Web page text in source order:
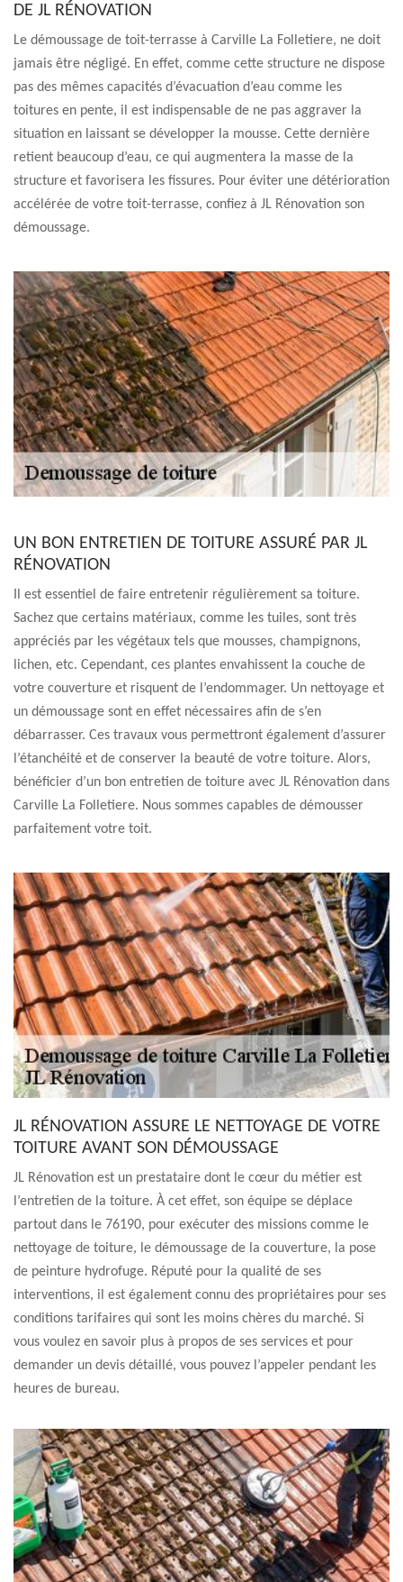
DE JL RÉNOVATION
Le démoussage de toit-terrasse à Carville La Folletiere, ne doit
jamais être négligé. En effet, comme cette structure ne dispose
pas des mêmes capacités d’évacuation d’eau comme les
toitures en pente, il est indispensable de ne pas aggraver la
situation en laissant se développer la mousse. Cette dernière
retient beaucoup d’eau, ce qui augmentera la masse de la
structure et favorisera les fissures. Pour éviter une détérioration
accélérée de votre toit-terrasse, confiez à JL Rénovation son
démoussage.
UN BON ENTRETIEN DE TOITURE ASSURÉ PAR JL
RÉNOVATION
Il est essentiel de faire entretenir régulièrement sa toiture.
Sachez que certains matériaux, comme les tuiles, sont très
appréciés par les végétaux tels que mousses, champignons,
lichen, etc. Cependant, ces plantes envahissent la couche de
votre couverture et risquent de l’endommager. Un nettoyage et
un démoussage sont en effet nécessaires afin de s’en
débarrasser. Ces travaux vous permettront également d’assurer
l’étanchéité et de conserver la beauté de votre toiture. Alors,
bénéficier d’un bon entretien de toiture avec JL Rénovation dans
Carville La Folletiere. Nous sommes capables de démousser
parfaitement votre toit.
JL RÉNOVATION ASSURE LE NETTOYAGE DE VOTRE
TOITURE AVANT SON DÉMOUSSAGE
JL Rénovation est un prestataire dont le cœur du métier est
l’entretien de la toiture. À cet effet, son équipe se déplace
partout dans le 76190, pour exécuter des missions comme le
nettoyage de toiture, le démoussage de la couverture, la pose
de peinture hydrofuge. Réputé pour la qualité de ses
interventions, il est également connu des propriétaires pour ses
conditions tarifaires qui sont les moins chères du marché. Si
vous voulez en savoir plus à propos de ses services et pour
demander un devis détaillé, vous pouvez l’appeler pendant les
heures de bureau.